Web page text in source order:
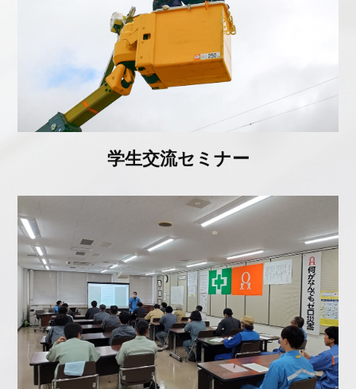
学生交流セミナー